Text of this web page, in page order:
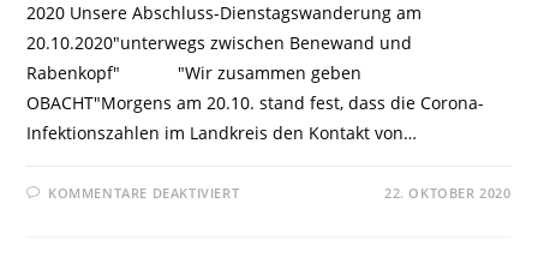
2020 Unsere Abschluss-Dienstagswanderung am
20.10.2020"unterwegs zwischen Benewand und
Rabenkopf" "Wir zusammen geben
OBACHT"Morgens am 20.10. stand fest, dass die Corona-
Infektionszahlen im Landkreis den Kontakt von…
KOMMENTARE DEAKTIVIERT 22. OKTOBER 2020